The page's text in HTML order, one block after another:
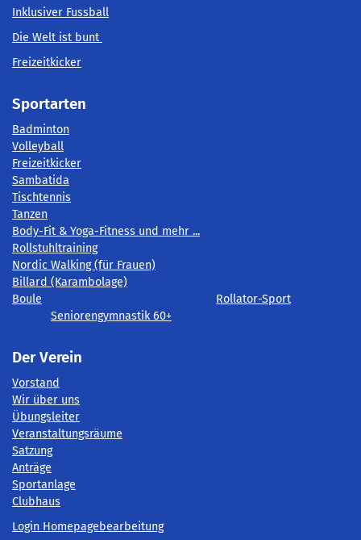
Inklusiver Fussball
Die Welt ist bunt
Freizeitkicker
Sportarten
Badminton
Volleyball
Freizeitkicker
Sambatida
Tischtennis
Tanzen
Body-Fit & Yoga-Fitness und mehr ...
Rollstuhltraining
Nordic Walking (für Frauen)
Billard (Karambolage)
Boule
Rollator-Sport
Seniorengymnastik 60+
Der Verein
Vorstand
Wir über uns
Übungsleiter
Veranstaltungsräume
Satzung
Anträge
Sportanlage
Clubhaus
Login Homepagebearbeitung